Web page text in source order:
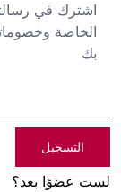
اشترك في
الخاصة
بك
التسجيل
لست عضوًا بعد؟